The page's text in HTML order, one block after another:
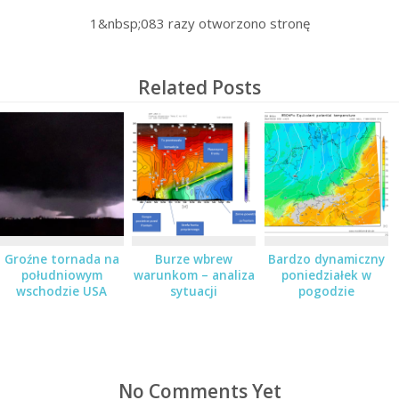
1&nbsp;083 razy otworzono stronę
Related Posts
Groźne tornada na
południowym
wschodzie USA
Burze wbrew
warunkom – analiza
sytuacji
Bardzo dynamiczny
poniedziałek w
pogodzie
No Comments Yet